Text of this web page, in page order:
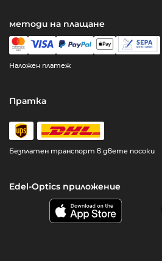
методи на плащане
Наложен платеж
Пратка
Безплатен транспорт в двете посоки
Edel-Optics приложение